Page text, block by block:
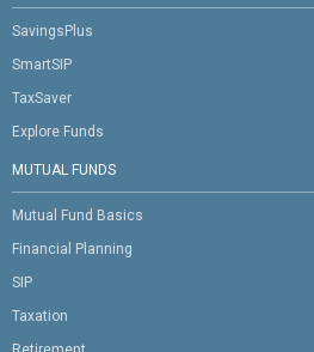
SavingsPlus
SmartSIP
TaxSaver
Explore Funds
MUTUAL FUNDS
Mutual Fund Basics
Financial Planning
SIP
Taxation